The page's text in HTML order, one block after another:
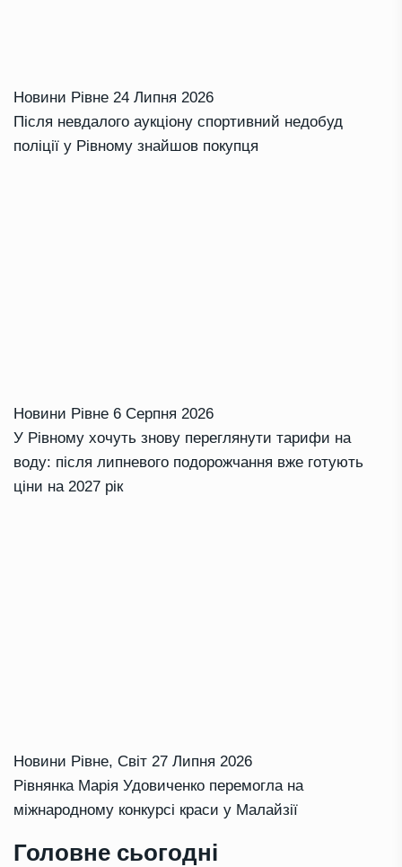
Новини Рівне 24 Липня 2026
Після невдалого аукціону спортивний недобуд
поліції у Рівному знайшов покупця
Новини Рівне 6 Серпня 2026
У Рівному хочуть знову переглянути тарифи на
воду: після липневого подорожчання вже готують
ціни на 2027 рік
Новини Рівне, Світ 27 Липня 2026
Рівнянка Марія Удовиченко перемогла на
міжнародному конкурсі краси у Малайзії
Головне сьогодні